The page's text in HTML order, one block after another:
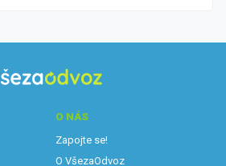
O NÁS
Zapojte se!
O VšezaOdvoz